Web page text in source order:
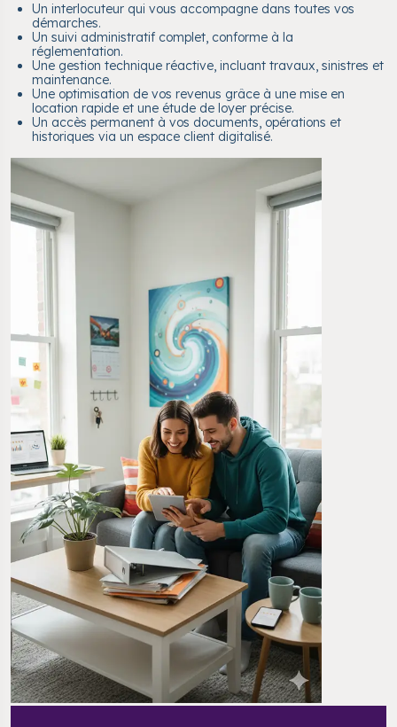
Un interlocuteur qui vous accompagne dans toutes vos
démarches.
Un suivi administratif complet, conforme à la
réglementation.
Une gestion technique réactive, incluant travaux, sinistres et
maintenance.
Une optimisation de vos revenus grâce à une mise en
location rapide et une étude de loyer précise.
Un accès permanent à vos documents, opérations et
historiques via un espace client digitalisé.